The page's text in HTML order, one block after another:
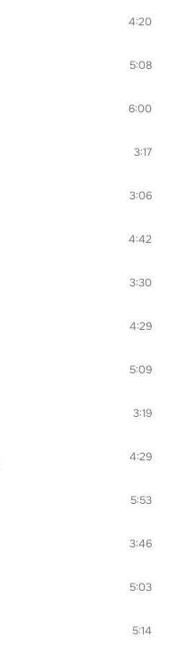
4:20
5:08
6:00
3:17
3:06
4:42
3:30
4:29
5:09
3:19
4:29
5:53
3:46
5:03
5:14